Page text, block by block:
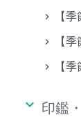
【
【
【
keyboard_arrow_down 印鑑